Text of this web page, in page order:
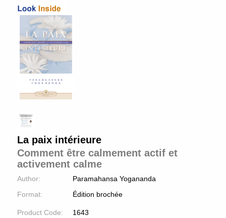
La paix intérieure
Comment être calmement actif et
activement calme
Author:
Paramahansa Yogananda
Format:
Édition brochée
Product Code:
1643